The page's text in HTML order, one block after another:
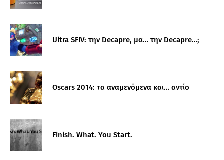
Ultra SFIV: την Decapre, μα… την Decapre…;
Oscars 2014: τα αναμενόμενα και… αντίο
Finish. What. You Start.